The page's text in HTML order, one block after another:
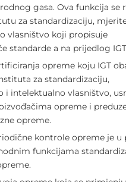
gasa. Ova funkcija se
za standardizaciju,
vlasništvo koji propisuje
standarde a na prijedlog
opreme koju IGT
za standardizaciju,
i intelektualno vlasništvo,
opreme i
opreme.
kontrole opreme je u
funkcijama